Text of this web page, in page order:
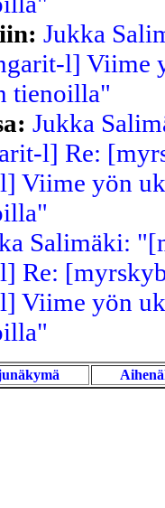
Jukka
l] Viime
tienoilla"
Jukka
l] Re:
Viime yön
Salimäki:
Re:
Viime yön